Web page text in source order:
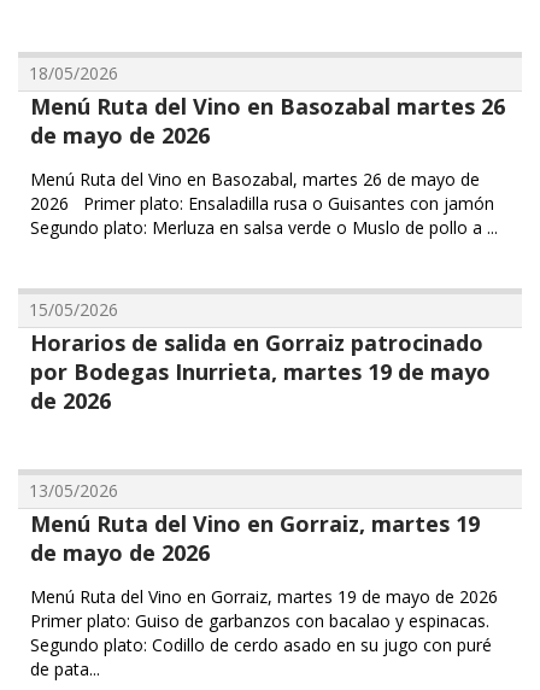
18/05/2026
Menú Ruta del Vino en Basozabal martes 26
de mayo de 2026
Menú Ruta del Vino en Basozabal, martes 26 de mayo de
2026 Primer plato: ⁠Ensaladilla rusa o Guisantes con jamón
Segundo plato: ⁠Merluza en salsa verde o Muslo de pollo a ...
15/05/2026
Horarios de salida en Gorraiz patrocinado
por Bodegas Inurrieta, martes 19 de mayo
de 2026
13/05/2026
Menú Ruta del Vino en Gorraiz, martes 19
de mayo de 2026
Menú Ruta del Vino en Gorraiz, martes 19 de mayo de 2026
Primer plato: Guiso de garbanzos con bacalao y espinacas.
Segundo plato: Codillo de cerdo asado en su jugo con puré
de pata...